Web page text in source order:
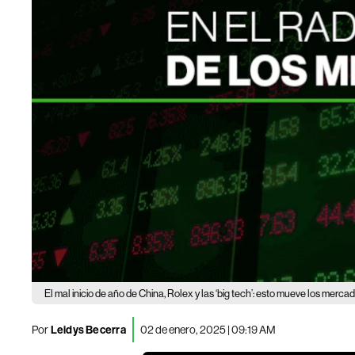
El mal inicio de año de China, Rolex y las ‘big tech’: esto mueve los
PorLeidys Becerra 02 de enero, 2025 | 09:19 AM